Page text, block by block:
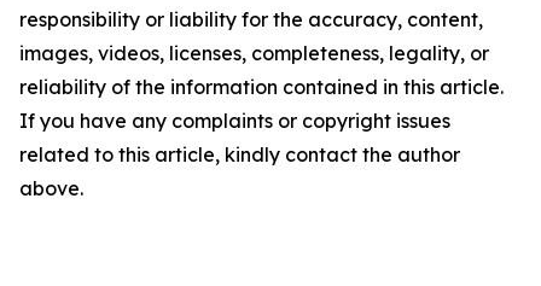
responsibility or liability for the accuracy, content,
images, videos, licenses, completeness, legality, or
reliability of the information contained in this article.
If you have any complaints or copyright issues
related to this article, kindly contact the author
above.